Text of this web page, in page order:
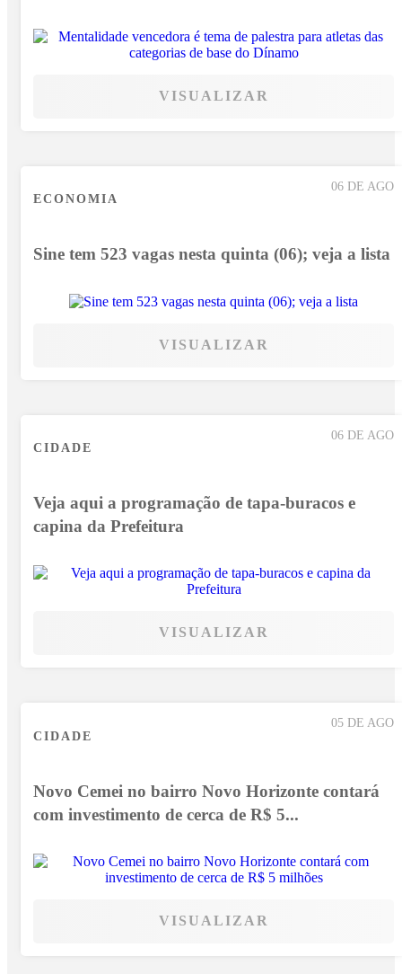
VISUALIZAR
06 DE AGO
ECONOMIA
Sine tem 523 vagas nesta quinta (06); veja a lista
VISUALIZAR
06 DE AGO
CIDADE
Veja aqui a programação de tapa-buracos e
capina da Prefeitura
VISUALIZAR
05 DE AGO
CIDADE
Novo Cemei no bairro Novo Horizonte contará
com investimento de cerca de R$ 5...
VISUALIZAR